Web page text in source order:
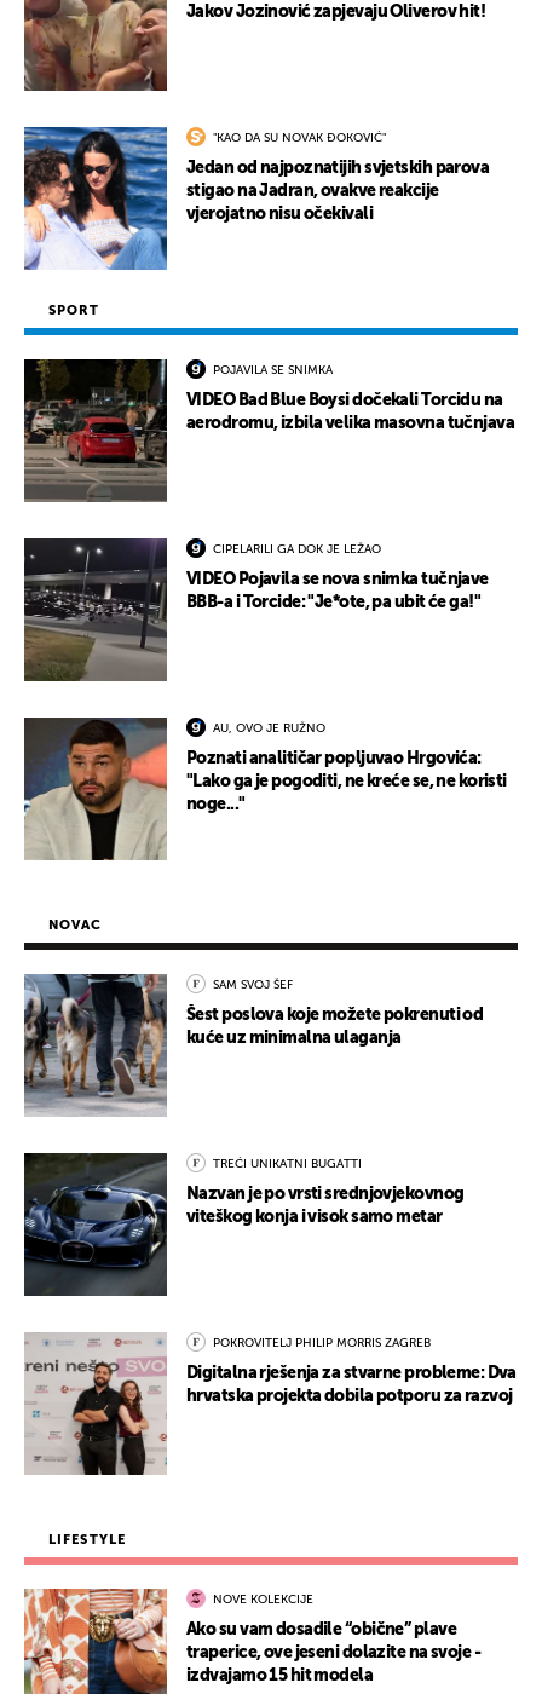
Jakov Jozinović zapjevaju Oliverov hit!
"KAO DA SU NOVAK ĐOKOVIĆ"
Jedan od najpoznatijih svjetskih parova
stigao na Jadran, ovakve reakcije
vjerojatno nisu očekivali
SPORT
POJAVILA SE SNIMKA
VIDEO Bad Blue Boysi dočekali Torcidu na
aerodromu, izbila velika masovna tučnjava
CIPELARILI GA DOK JE LEŽAO
VIDEO Pojavila se nova snimka tučnjave
BBB-a i Torcide: "Je*ote, pa ubit će ga!"
AU, OVO JE RUŽNO
Poznati analitičar popljuvao Hrgovića:
"Lako ga je pogoditi, ne kreće se, ne koristi
noge..."
NOVAC
SAM SVOJ ŠEF
Šest poslova koje možete pokrenuti od
kuće uz minimalna ulaganja
TREĆI UNIKATNI BUGATTI
Nazvan je po vrsti srednjovjekovnog
viteškog konja i visok samo metar
POKROVITELJ PHILIP MORRIS ZAGREB
Digitalna rješenja za stvarne probleme: Dva
hrvatska projekta dobila potporu za razvoj
LIFESTYLE
NOVE KOLEKCIJE
Ako su vam dosadile “obične” plave
traperice, ove jeseni dolazite na svoje -
izdvajamo 15 hit modela